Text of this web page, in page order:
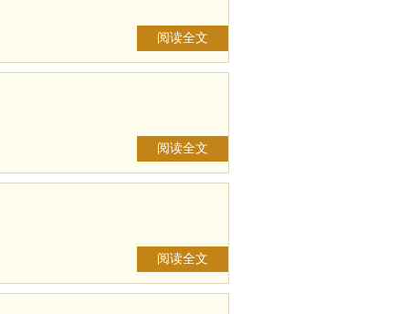
阅读全文
阅读全文
阅读全文